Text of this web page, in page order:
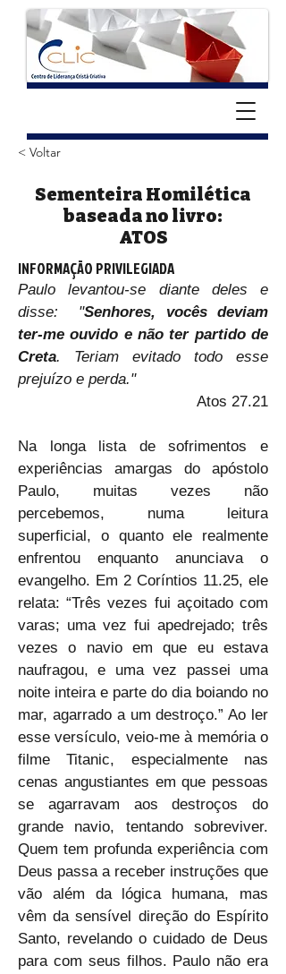
< Voltar
Sementeira Homilética
baseada no livro:
ATOS
INFORMAÇÃO PRIVILEGIADA
Paulo levantou-se diante deles e
disse:  "Senhores, vocês deviam
ter-me ouvido e não ter partido de
Creta. Teriam evitado todo esse
prejuízo e perda."
Atos 27.21
Na longa lista de sofrimentos e
experiências amargas do apóstolo
Paulo, muitas vezes não
percebemos, numa leitura
superficial, o quanto ele realmente
enfrentou enquanto anunciava o
evangelho. Em 2 Coríntios 11.25, ele
relata: “Três vezes fui açoitado com
varas; uma vez fui apedrejado; três
vezes o navio em que eu estava
naufragou, e uma vez passei uma
noite inteira e parte do dia boiando no
mar, agarrado a um destroço.” Ao ler
esse versículo, veio-me à memória o
filme Titanic, especialmente nas
cenas angustiantes em que pessoas
se agarravam aos destroços do
grande navio, tentando sobreviver.
Quem tem profunda experiência com
Deus passa a receber instruções que
vão além da lógica humana, mas
vêm da sensível direção do Espírito
Santo, revelando o cuidado de Deus
para com seus filhos. Paulo não era